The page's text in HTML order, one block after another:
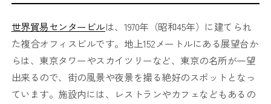
世界貿易センタービルは、1970年（昭和45年）に建てられ
た複合オフィスビルです。地上152メートルにある展望台か
らは、東京タワーやスカイツリーなど、東京の名所が一望
出来るので、街の風景や夜景を撮る絶好のスポットとなっ
ています。施設内には、レストランやカフェなどもあるの